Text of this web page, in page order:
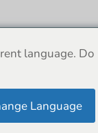
language. Do
Language